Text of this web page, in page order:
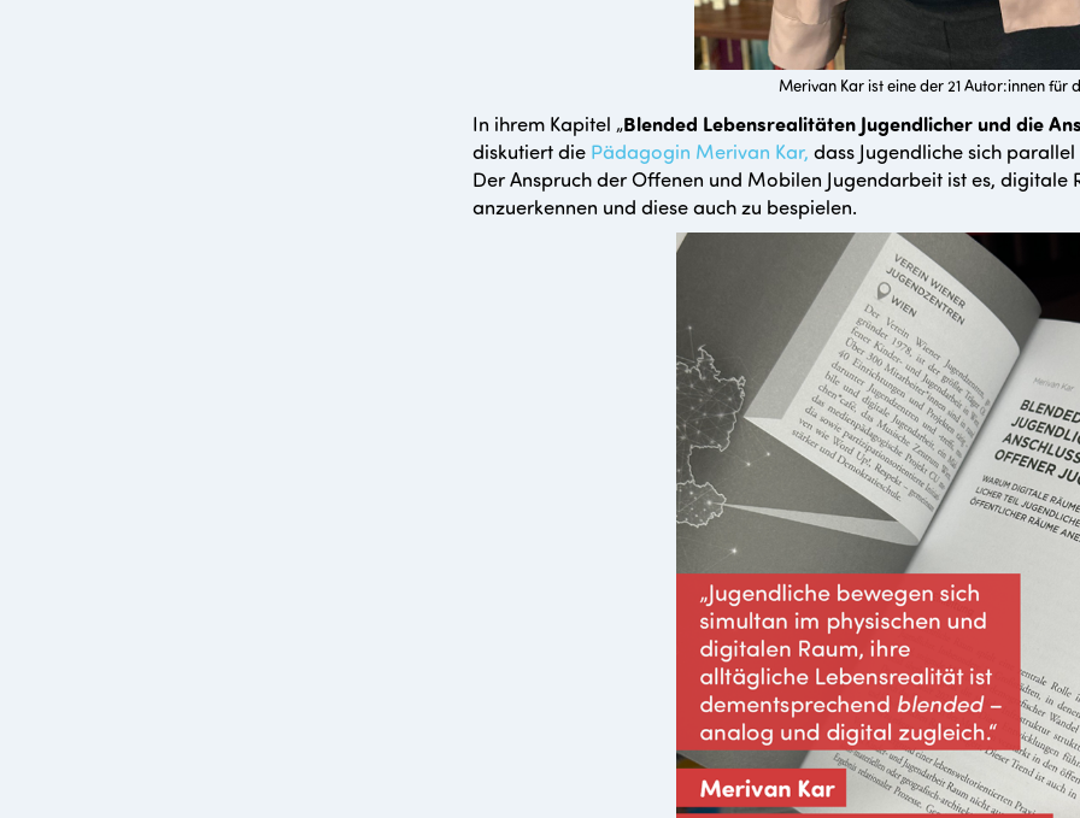
Merivan Kar ist eine der 21 Autor:innen für
In ihrem Kapitel „Blended Lebensrealitäten Jugendlicher und die
diskutiert die Pädagogin Merivan Kar, dass Jugendliche sich
Der Anspruch der Offenen und Mobilen Jugendarbeit ist es, digitale
anzuerkennen und diese auch zu bespielen.